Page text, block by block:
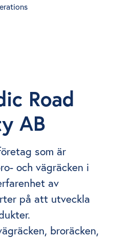
Road
AB
som är
och vägräcken i
av
på att utveckla
broräcken,